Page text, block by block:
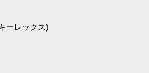
ーレックス)